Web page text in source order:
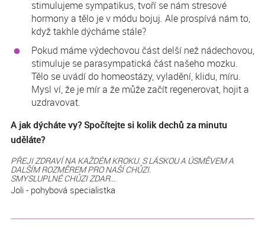
stimulujeme sympatikus, tvoří se nám stresové
hormony a tělo je v módu bojuj. Ale prospívá nám to,
když takhle dýcháme stále?
Pokud máme výdechovou část delší než nádechovou,
stimuluje se parasympatická část našeho mozku.
Tělo se uvádí do homeostázy, vyladění, klidu, míru.
Mysl ví, že je mír a že může začít regenerovat, hojit a
uzdravovat.
A jak dýcháte vy? Spočítejte si kolik dechů za minutu
uděláte?
PŘEJI ZDRAVÍ NA KAŽDÉM KROKU. S LÁSKOU A ÚSMĚVEM A
DALŠÍM ROZMĚREM PRO NAŠÍ CHŮZI.
SMYSLUPLNÉ CHŮZI ZDAR...
Joli - pohybová specialistka